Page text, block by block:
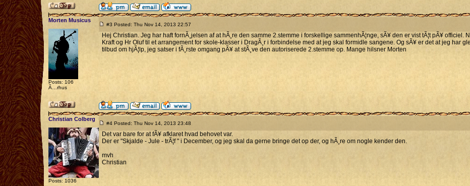
Morten Musicus
Posts: 106
Ã…rhus
#3 Posted: Thu Nov 14, 2013 22:57
Hej Christian. Jeg har haft fornÃ¸jelsen af at hÃ¸re den samme 2.stemme i forskellige sammenhÃ¦nge, sÃ¥ den er vist tÃ¦t pÃ¥
Kraft og Hr Oluf til et arrangement for skole-klasser i DragÃ¸r i forbindelse med at jeg skal formidle sangene. Og sÃ¥ er det at jeg har
tilbud om hjÃ¦lp, jeg satser i fÃ¸rste omgang pÃ¥ at stÃ¸ve den autoriserede 2.stemme op. Mange hilsner Morten
Christian Colberg
Posts: 1036
#4 Posted: Thu Nov 14, 2013 23:48
Det var bare for at fÃ¥ afklaret hvad behovet var.
Der er "Skjalde - Jule - trÃ¦f " i December, og jeg skal da gerne bringe det op der, og hÃ¸re om nogle kender den.
mvh
Christian